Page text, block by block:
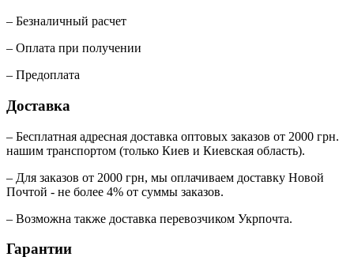
– Безналичный расчет
– Оплата при получении
– Предоплата
Доставка
– Бесплатная адресная доставка оптовых заказов от 2000 грн.
нашим транспортом (только Киев и Киевская область).
– Для заказов от 2000 грн, мы оплачиваем доставку Новой
Почтой - не более 4% от суммы заказов.
– Возможна также доставка перевозчиком Укрпочта.
Гарантии